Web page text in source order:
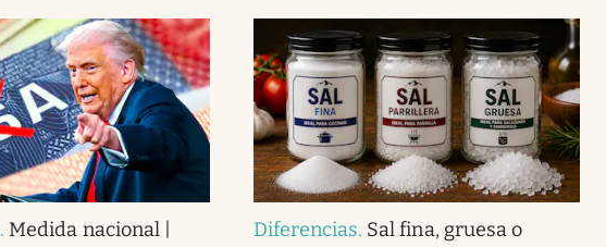
. Medida nacional |
Diferencias. Sal fina, gruesa o